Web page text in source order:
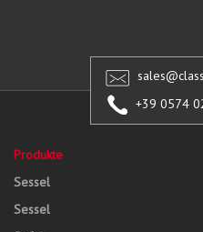
+39 0574
Produkte
Sessel
Sessel